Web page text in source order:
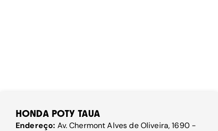
HONDA POTY TAUA
Endereço: Av. Chermont Alves de Oliveira, 1690 -